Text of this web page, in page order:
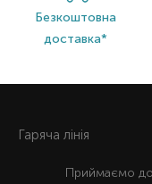
Безкоштовна
доставка*
Гаряча лiнiя
Приймаємо